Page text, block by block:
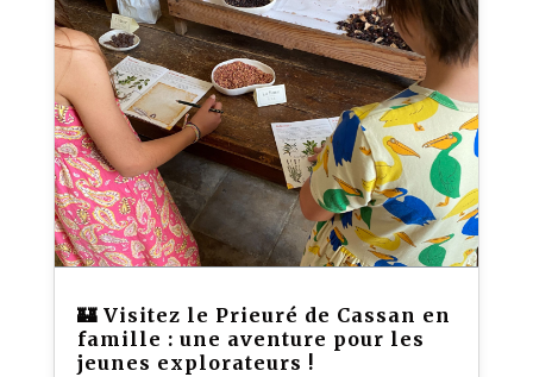
🏰 Visitez le Prieuré de Cassan en
famille : une aventure pour les
jeunes explorateurs !